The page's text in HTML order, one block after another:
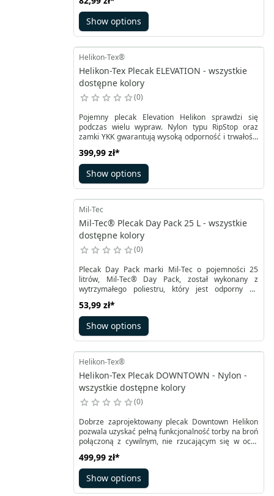
wyposażona jest w obszerną kieszeń oraz siatkową
przegrodę zamykaną na solidny zamek
błyskawiczny. Dodatkowo, plecak posiada niewielką
przednią kieszeń, również zamykaną na zamek, oraz
Show options
Helikon-Tex®
Helikon-Tex Plecak ELEVATION - wszystkie
dostępne kolory
0
Pojemny plecak Elevation Helikon sprawdzi się
podczas wielu wypraw. Nylon typu RipStop oraz
zamki YKK gwarantują wysoką odporność i trwałość.
umożliwiając łatwy dostęp do wewnętrznych kieszeni
i organizerów. Dno plecaka zostało wzmocnione i
wyposażone w kieszeń na pokrowiec
przeciwdeszczowy.
399,99 zł*
Show options
Mil-Tec
Mil-Tec® Plecak Day Pack 25 L - wszystkie
dostępne kolory
0
Plecak Day Pack marki Mil-Tec o pojemności 25
litrów, Mil-Tec® Day Pack, został wykonany z
wytrzymałego poliestru, który jest odporny na
zarówno do zastosowań turystyczno-survivalowych,
jak i do codziennego użytku w mieście. Plecak
posiada dwie duże komory główne zamykane na
dwukierunkowe zamki błyskawiczne, które pomagają
53,99 zł*
Show options
Helikon-Tex®
Helikon-Tex Plecak DOWNTOWN - Nylon -
wszystkie dostępne kolory
0
Dobrze zaprojektowany plecak Downtown Helikon
pozwala uzyskać pełną funkcjonalność torby na broń
połączoną z cywilnym, nie rzucającym się w oczy
został w zamki YKK i klamry WooJin gwarantujące
długie bezawaryjne użytkowanie. Mechanizm Quick
Side Access pozwala na szybki dostęp do broni
dzięki łatwo wypinanym szelkom i specjalnie
499,99 zł*
Show options